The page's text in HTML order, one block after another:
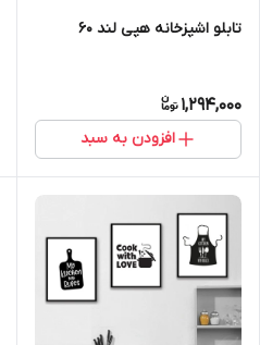
تابلو اشپزخانه هپی لند 60
1,294,000
افزودن به سبد